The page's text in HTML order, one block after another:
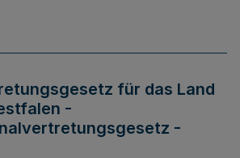
für das Land
-
-